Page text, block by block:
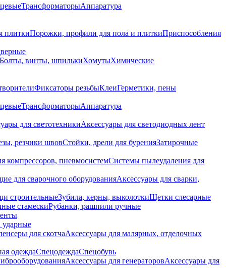
ТрансформаторыАппаратура
плиткиПорожки, профили для пола и плиткиПриспособления
Болты, винты, шпилькиХомутыХимические
Фиксаторы резьбыКлеиГерметики, пены
ТрансформаторыАппаратура
для светотехникиАксессуары для светодиодных лент
резчики швовСтойки, дрели для буренияЗатирочные
компрессоров, пневмосистемСистемы пылеудаления для
для сварочного оборудованияАксессуары для сварки,
строительныеЗубила, керны, выколоткиЩетки слесарные
стамескиРубанки, рашпили ручные
для скотчаАксессуары для малярных, отделочных
одеждаСпецодеждаСпецобувь
Аксессуары для генераторовАксессуары для